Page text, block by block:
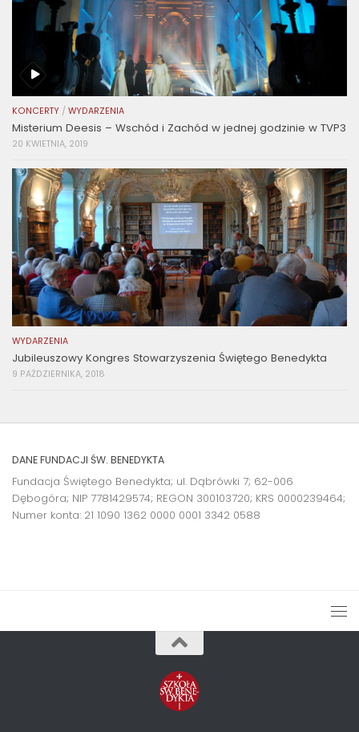
KONCERTY / WYDARZENIA
Misterium Deesis – Wschód i Zachód w jednej godzinie w TVP3
20 KWIETNIA, 2019
WYDARZENIA
Jubileuszowy Kongres Stowarzyszenia Świętego Benedykta
9 PAŹDZIERNIKA, 2018
DANE FUNDACJI ŚW. BENEDYKTA
Fundacja Świętego Benedykta; ul. Dąbrówki 7; 62-006
Dębogóra; NIP 7781429574; REGON 300103720; KRS 0000239464;
Numer konta: 21 1090 1362 0000 0001 3342 0588